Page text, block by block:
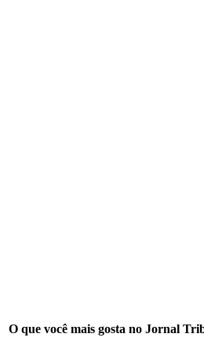
O que você mais gosta no Jornal